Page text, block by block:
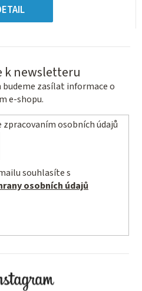
5
hvězdiček.
k newsletteru
zasílat informace o
e-shopu.
zpracovaním osobních údajů
osobních údajů